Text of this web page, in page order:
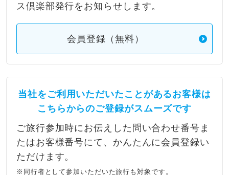
ス倶楽部発行をお知らせします。
会員登録（無料）
当社をご利用いただいたことがあるお客様は
こちらからのご登録がスムーズです
ご旅行参加時にお伝えした問い合わせ番号ま
たはお客様番号にて、かんたんに会員登録い
ただけます。
※同行者として参加いただいた旅行も対象です。